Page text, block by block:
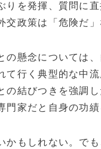
を発揮、質問に直
政策は「危険だ」
懸念については
行く典型的な中
結びつきを強調
家だと自身の功績
かもしれない。で